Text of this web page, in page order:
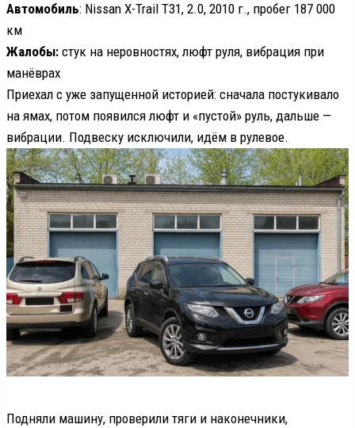
Автомобиль: Nissan X-Trail T31, 2.0, 2010 г., пробег 187 000
км
Жалобы: стук на неровностях, люфт руля, вибрация при
манёврах
Приехал с уже запущенной историей: сначала постукивало
на ямах, потом появился люфт и «пустой» руль, дальше —
вибрации. Подвеску исключили, идём в рулевое.
Подняли машину, проверили тяги и наконечники,